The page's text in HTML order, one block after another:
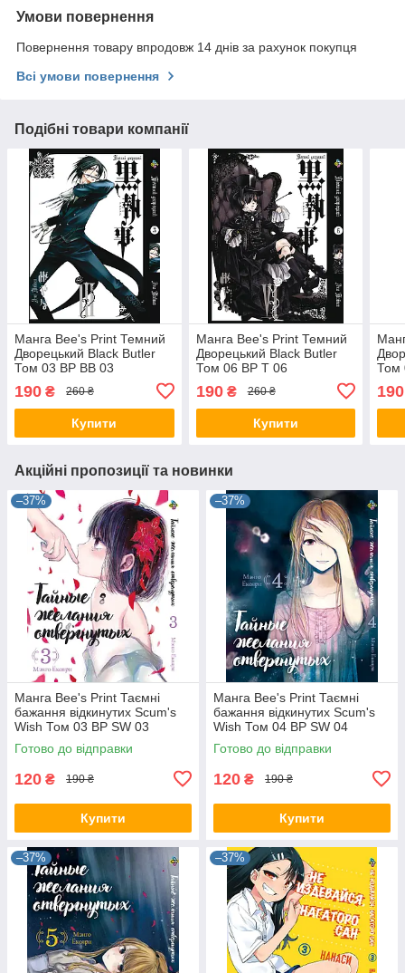
Умови повернення
Повернення товару впродовж 14 днів за рахунок покупця
Всі умови повернення
Подібні товари компанії
Манга Bee's Print Темний
Дворецький Black Butler
Том 03 BP BB 03
190 ₴ 260 ₴
Купити
Манга Bee's Print Темний
Дворецький Black Butler
Том 06 BP T 06
190₴ 260 ₴
Купити
Том
190
Акційні пропозиції та новинки
–37%
Манга Bee's Print Таємні
бажання відкинутих Scum's
Wish Том 03 BP SW 03
Готово до відправки
120 ₴ 190 ₴
Купити
–37%
Манга Bee's Print Таємні
бажання відкинутих Scum's
Wish Том 04 BP SW 04
Готово до відправки
120 ₴ 190 ₴
Купити
–37% –37%